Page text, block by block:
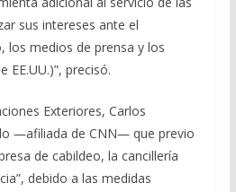
sus intereses ante el
los medios de prensa y los
EE.UU.)”, precisó.
Exteriores, Carlos
―afiliada de CNN― que previo
de cabildeo, la cancillería
debido a las medidas